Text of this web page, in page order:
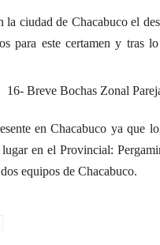
ciudad de Chacabuco el
para este certamen y tras
en Chacabuco ya
en el Provincial:
equipos de Chacabuco.